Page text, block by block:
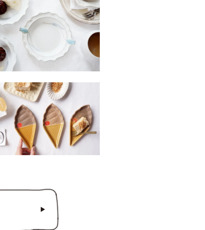
ニ１３ チューリップの西
洋深皿 青
1,700円(税込1,870円)
ツ４１ チョコレートソフ
トクリーム小皿
1,600円(税込1,760円)